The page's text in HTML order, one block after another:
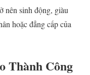
nên sinh động, giàu
hoặc đẳng cấp của
Thành Công